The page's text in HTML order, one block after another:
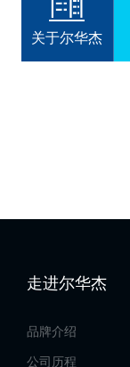
关于尔华杰
走进尔华杰
品牌介绍
公司历程